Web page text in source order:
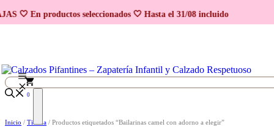
🤍 En productos seleccionados 🤍 Hasta el 31/08 incluido
Saltar al contenido
0
Inicio / Tienda / Productos etiquetados “Bailarinas camel con adorno a elegir”